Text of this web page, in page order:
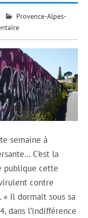
Provence-Alpes-
semaine à
C’est la
publique cette
contre
« Il dormait sous sa
dans l’indifférence